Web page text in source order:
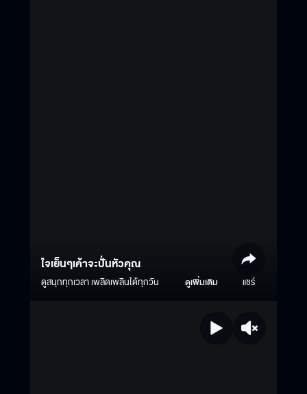
ใจเย็นๆเค้าจะปั่นหัวคุณ
ดูสนุกทุกเวลา เพลิดเพลินได้ทุกวัน ดูเพิ่มเติม แชร์